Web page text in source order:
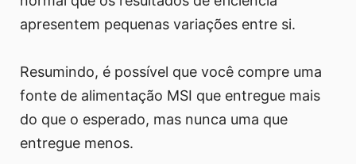
apresentem pequenas variações entre si.
Resumindo, é possível que você compre uma
fonte de alimentação MSI que entregue mais
do que o esperado, mas nunca uma que
entregue menos.